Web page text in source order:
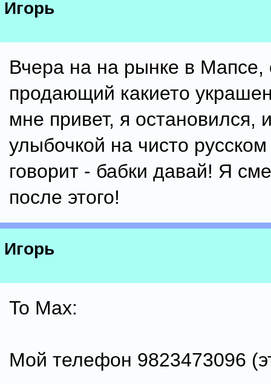
Игорь
Вчера на на рынке в Мапсе,
продающий какието
мне привет, я остановился,
улыбочкой на чисто
говорит - бабки давай! Я
после этого!
Игорь
To Max:
Мой телефон 9823473096